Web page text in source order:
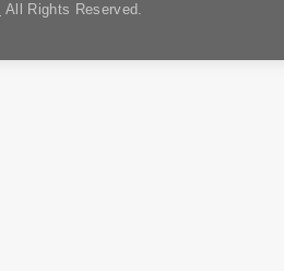
All Rights Reserved.